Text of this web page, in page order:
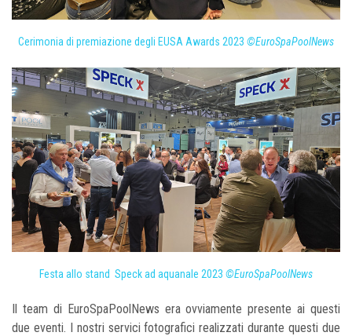
Cerimonia di premiazione degli EUSA Awards 2023 ©EuroSpaPoolNews
Festa allo stand Speck ad aquanale 2023 ©EuroSpaPoolNews
Il team di EuroSpaPoolNews era ovviamente presente ai questi
due eventi. I nostri servici fotografici realizzati durante questi due